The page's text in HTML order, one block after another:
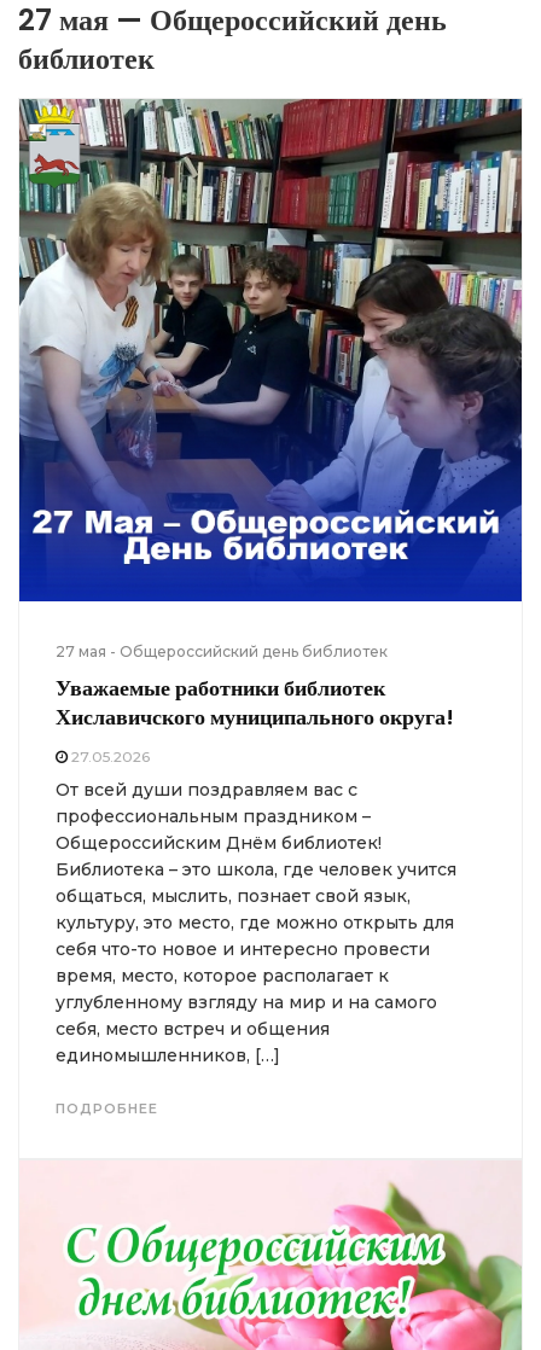
27 мая — Общероссийский день
библиотек
27 мая - Общероссийский день библиотек
Уважаемые работники библиотек
Хиславичского муниципального округа!
27.05.2026
От всей души поздравляем вас с
профессиональным праздником –
Общероссийским Днём библиотек!
Библиотека – это школа, где человек учится
общаться, мыслить, познает свой язык,
культуру, это место, где можно открыть для
себя что-то новое и интересно провести
время, место, которое располагает к
углубленному взгляду на мир и на самого
себя, место встреч и общения
единомышленников, […]
ПОДРОБНЕЕ